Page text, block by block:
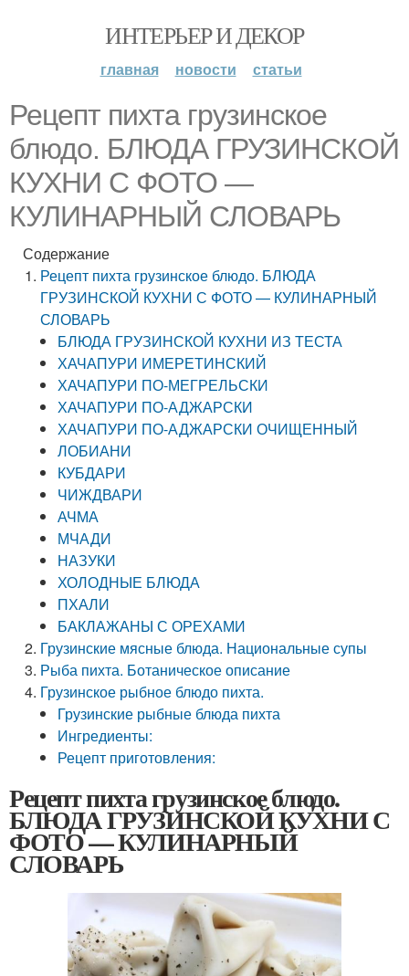
ИНТЕРЬЕР И ДЕКОР
главная новости статьи
Рецепт пихта грузинское
блюдо. БЛЮДА ГРУЗИНСКОЙ
КУХНИ С ФОТО —
КУЛИНАРНЫЙ СЛОВАРЬ
Содержание
Рецепт пихта грузинское блюдо. БЛЮДА
ГРУЗИНСКОЙ КУХНИ С ФОТО — КУЛИНАРНЫЙ
СЛОВАРЬ
БЛЮДА ГРУЗИНСКОЙ КУХНИ ИЗ ТЕСТА
ХАЧАПУРИ ИМЕРЕТИНСКИЙ
ХАЧАПУРИ ПО-МЕГРЕЛЬСКИ
ХАЧАПУРИ ПО-АДЖАРСКИ
ХАЧАПУРИ ПО-АДЖАРСКИ ОЧИЩЕННЫЙ
ЛОБИАНИ
КУБДАРИ
ЧИЖДВАРИ
АЧМА
МЧАДИ
НАЗУКИ
ХОЛОДНЫЕ БЛЮДА
ПХАЛИ
БАКЛАЖАНЫ С ОРЕХАМИ
Грузинские мясные блюда. Национальные супы
Рыба пихта. Ботаническое описание
Грузинское рыбное блюдо пихта.
Грузинские рыбные блюда пихта
Ингредиенты:
Рецепт приготовления:
Рецепт пихта грузинское блюдо.
БЛЮДА ГРУЗИНСКОЙ КУХНИ С
ФОТО — КУЛИНАРНЫЙ
СЛОВАРЬ